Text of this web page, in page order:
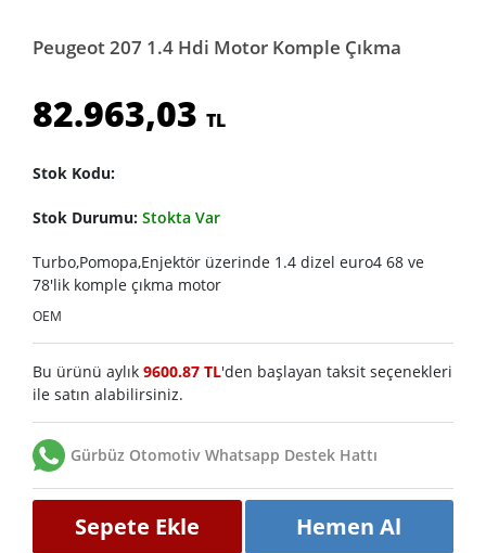
Peugeot 207 1.4 Hdi Motor Komple Çıkma
82.963,03 TL
Stok Kodu:
Stok Durumu: Stokta Var
Turbo,Pomopa,Enjektör üzerinde 1.4 dizel euro4 68 ve
78'lik komple çıkma motor
OEM
Bu ürünü aylık 9600.87 TL'den başlayan taksit seçenekleri
ile satın alabilirsiniz.
Gürbüz Otomotiv Whatsapp Destek Hattı
Sepete Ekle Hemen Al